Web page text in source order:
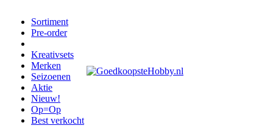
Sortiment
Pre-order
Kreativsets
Merken
Seizoenen
Aktie
Nieuw!
Op=Op
Best verkocht